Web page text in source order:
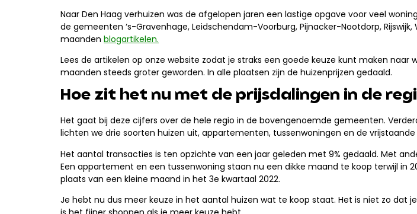
Naar Den Haag verhuizen was de afgelopen jaren een lastige opgave voor veel
de gemeenten ‘s-Gravenhage, Leidschendam-Voorburg, Pijnacker-Nootdorp,
maanden blogartikelen.
Lees de artikelen op onze website zodat je straks een goede keuze kunt maken
maanden steeds groter geworden. In alle plaatsen zijn de huizenprijzen gedaald.
Hoe zit het nu met de prijsdalingen in de
Het gaat bij deze cijfers over de hele regio in de bovengenoemde gemeenten.
lichten we drie soorten huizen uit, appartementen, tussenwoningen en de vrijstaande
Het aantal transacties is ten opzichte van een jaar geleden met 9% gedaald. Met
Een appartement en een tussenwoning staan nu een dikke maand te koop terwijl in
plaats van een kleine maand in het 3e kwartaal 2022.
Je hebt nu dus meer keuze in het aantal huizen wat te koop staat. Het is niet zo